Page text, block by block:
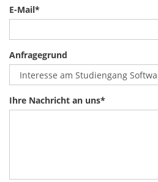
E-Mail*
Anfragegrund
Ihre Nachricht an uns*